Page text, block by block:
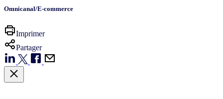
Omnicanal/E-commerce
Imprimer
Partager